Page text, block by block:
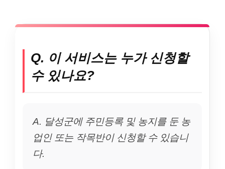
Q. 이 서비스는 누가 신청할
수 있나요?
A. 달성군에 주민등록 및 농지를 둔 농
업인 또는 작목반이 신청할 수 있습니
다.